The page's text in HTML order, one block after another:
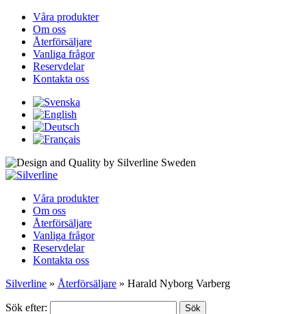
Våra produkter
Om oss
Återförsäljare
Vanliga frågor
Reservdelar
Kontakta oss
Våra produkter
Om oss
Återförsäljare
Vanliga frågor
Reservdelar
Kontakta oss
Silverline » Återförsäljare » Harald Nyborg Varberg
Sök efter: Sök